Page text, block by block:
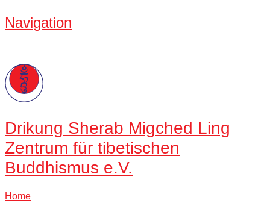
Navigation
Drikung Sherab Migched Ling
Zentrum für tibetischen
Buddhismus e.V.
Home